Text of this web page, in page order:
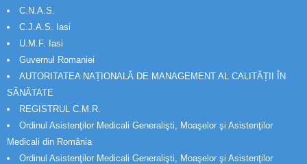
C.N.A.S.
C.J.A.S. Iasi
U.M.F. Iasi
Guvernul Romaniei
AUTORITATEA NAȚIONALĂ DE MANAGEMENT AL CALITĂȚII ÎN
SĂNĂTATE
REGISTRUL C.M.R.
Ordinul Asistenţilor Medicali Generalişti, Moaşelor şi Asistenţilor
Medicali din România
Ordinul Asistenţilor Medicali Generalişti, Moaşelor şi Asistenţilor